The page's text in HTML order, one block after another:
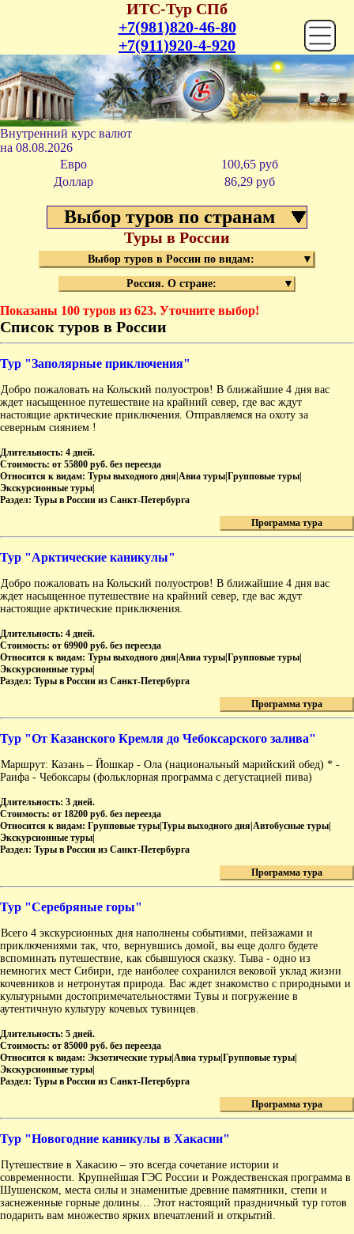
ИТС-Тур СПб
+7(981)820-46-80
+7(911)920-4-920
Внутренний курс валют
на 08.08.2026
Евро
100,65 руб
Доллар
86,29 руб
Выбор туров по странам
Туры в России
Выбор туров в России по видам: ▼
Россия. О стране: ▼
Показаны 100 туров из 623. Уточните выбор!
Список туров в России
Тур "Заполярные приключения"
Добро пожаловать на Кольский полуостров! В ближайшие 4 дня вас
ждет насыщенное путешествие на крайний север, где вас ждут
настоящие арктические приключения. Отправляемся на охоту за
северным сиянием !
Длительность: 4 дней.
Стоимость: от 55800 руб. без переезда
Относится к видам: Туры выходного дня|Авиа туры|Групповые туры|
Экскурсионные туры|
Раздел: Туры в России из Санкт-Петербурга
Программа тура
Тур "Арктические каникулы"
Добро пожаловать на Кольский полуостров! В ближайшие 4 дня вас
ждет насыщенное путешествие на крайний север, где вас ждут
настоящие арктические приключения.
Длительность: 4 дней.
Стоимость: от 69900 руб. без переезда
Относится к видам: Туры выходного дня|Авиа туры|Групповые туры|
Экскурсионные туры|
Раздел: Туры в России из Санкт-Петербурга
Программа тура
Тур "От Казанского Кремля до Чебоксарского залива"
Маршрут: Казань – Йошкар - Ола (национальный марийский обед) * -
Раифа - Чебоксары (фольклорная программа с дегустацией пива)
Длительность: 3 дней.
Стоимость: от 18200 руб. без переезда
Относится к видам: Групповые туры|Туры выходного дня|Автобусные туры|
Экскурсионные туры|
Раздел: Туры в России из Санкт-Петербурга
Программа тура
Тур "Серебряные горы"
Всего 4 экскурсионных дня наполнены событиями, пейзажами и
приключениями так, что, вернувшись домой, вы еще долго будете
вспоминать путешествие, как сбывшуюся сказку. Тыва - одно из
немногих мест Сибири, где наиболее сохранился вековой уклад жизни
кочевников и нетронутая природа. Вас ждет знакомство с природными и
культурными достопримечательностями Тувы и погружение в
аутентичную культуру кочевых тувинцев.
Длительность: 5 дней.
Стоимость: от 85000 руб. без переезда
Относится к видам: Экзотические туры|Авиа туры|Групповые туры|
Экскурсионные туры|
Раздел: Туры в России из Санкт-Петербурга
Программа тура
Тур "Новогодние каникулы в Хакасии"
Путешествие в Хакасию – это всегда сочетание истории и
современности. Крупнейшая ГЭС России и Рождественская программа в
Шушенском, места силы и знаменитые древние памятники, степи и
заснеженные горные долины… Этот настоящий праздничный тур готов
подарить вам множество ярких впечатлений и открытий.